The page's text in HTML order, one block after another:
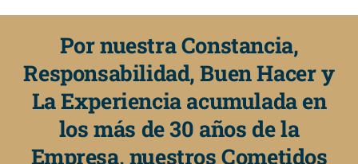
Por nuestra Constancia,
Responsabilidad, Buen Hacer y
La Experiencia acumulada en
los más de 30 años de la
Empresa, nuestros Cometidos